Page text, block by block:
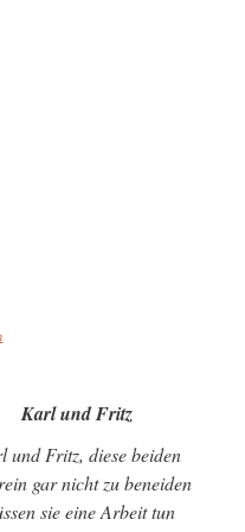
Karl und Fritz
und Fritz, diese beiden
gar nicht zu beneiden
sie eine Arbeit tun